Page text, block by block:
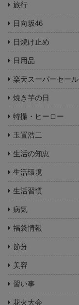
旅行
日向坂46
日焼け止め
日用品
楽天スーパーセール
焼き芋の日
特撮・ヒーロー
玉置浩二
生活の知恵
生活環境
生活習慣
病気
福袋情報
節分
美容
習い事
花火大会